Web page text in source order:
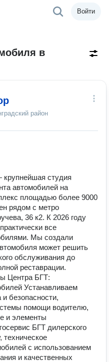
Войти
в
район
крупнейшая студия
автомобилей на
площадью более 9000
рядом с метро
36 к2. К 2026 году
все
Мы создали
может решить
обслуживания до
реставрации.
Центра БГТ:
Устанавливаем
безопасности,
помощи водителю,
и элементы
БГТ дилерского
техническое
с использованием
и качественных